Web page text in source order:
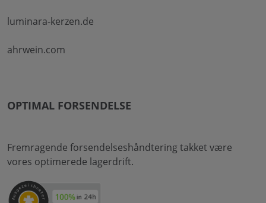
luminara-kerzen.de
ahrwein.com
OPTIMAL FORSENDELSE
Fremragende forsendelseshåndtering takket være
vores optimerede lagerdrift.